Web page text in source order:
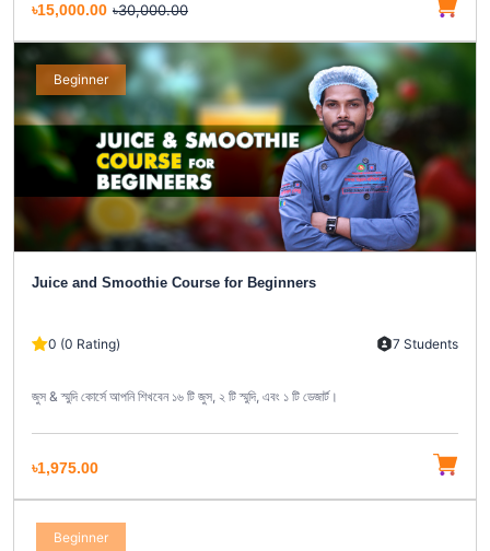
৳15,000.00 ৳30,000.00
Beginner
Juice and Smoothie Course for Beginners
0 (0 Rating) 7 Students
জুস & স্মুদি কোর্সে আপনি শিখবেন ১৬ টি জুস, ২ টি স্মুদি, এবং ১ টি ডেজার্ট।
৳1,975.00
Beginner